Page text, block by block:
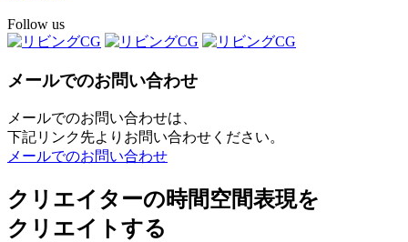
Follow us
メールでのお問い合わせ
メールでのお問い合わせは、
下記リンク先よりお問い合わせください。
メールでのお問い合わせ
クリエイターの時間空間表現を
クリエイトする